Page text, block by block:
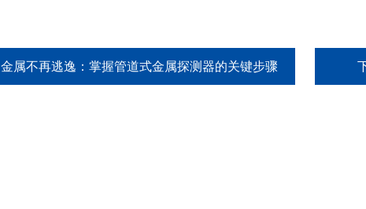
金属不再逃逸：掌握管道式金属探测器的关键步骤